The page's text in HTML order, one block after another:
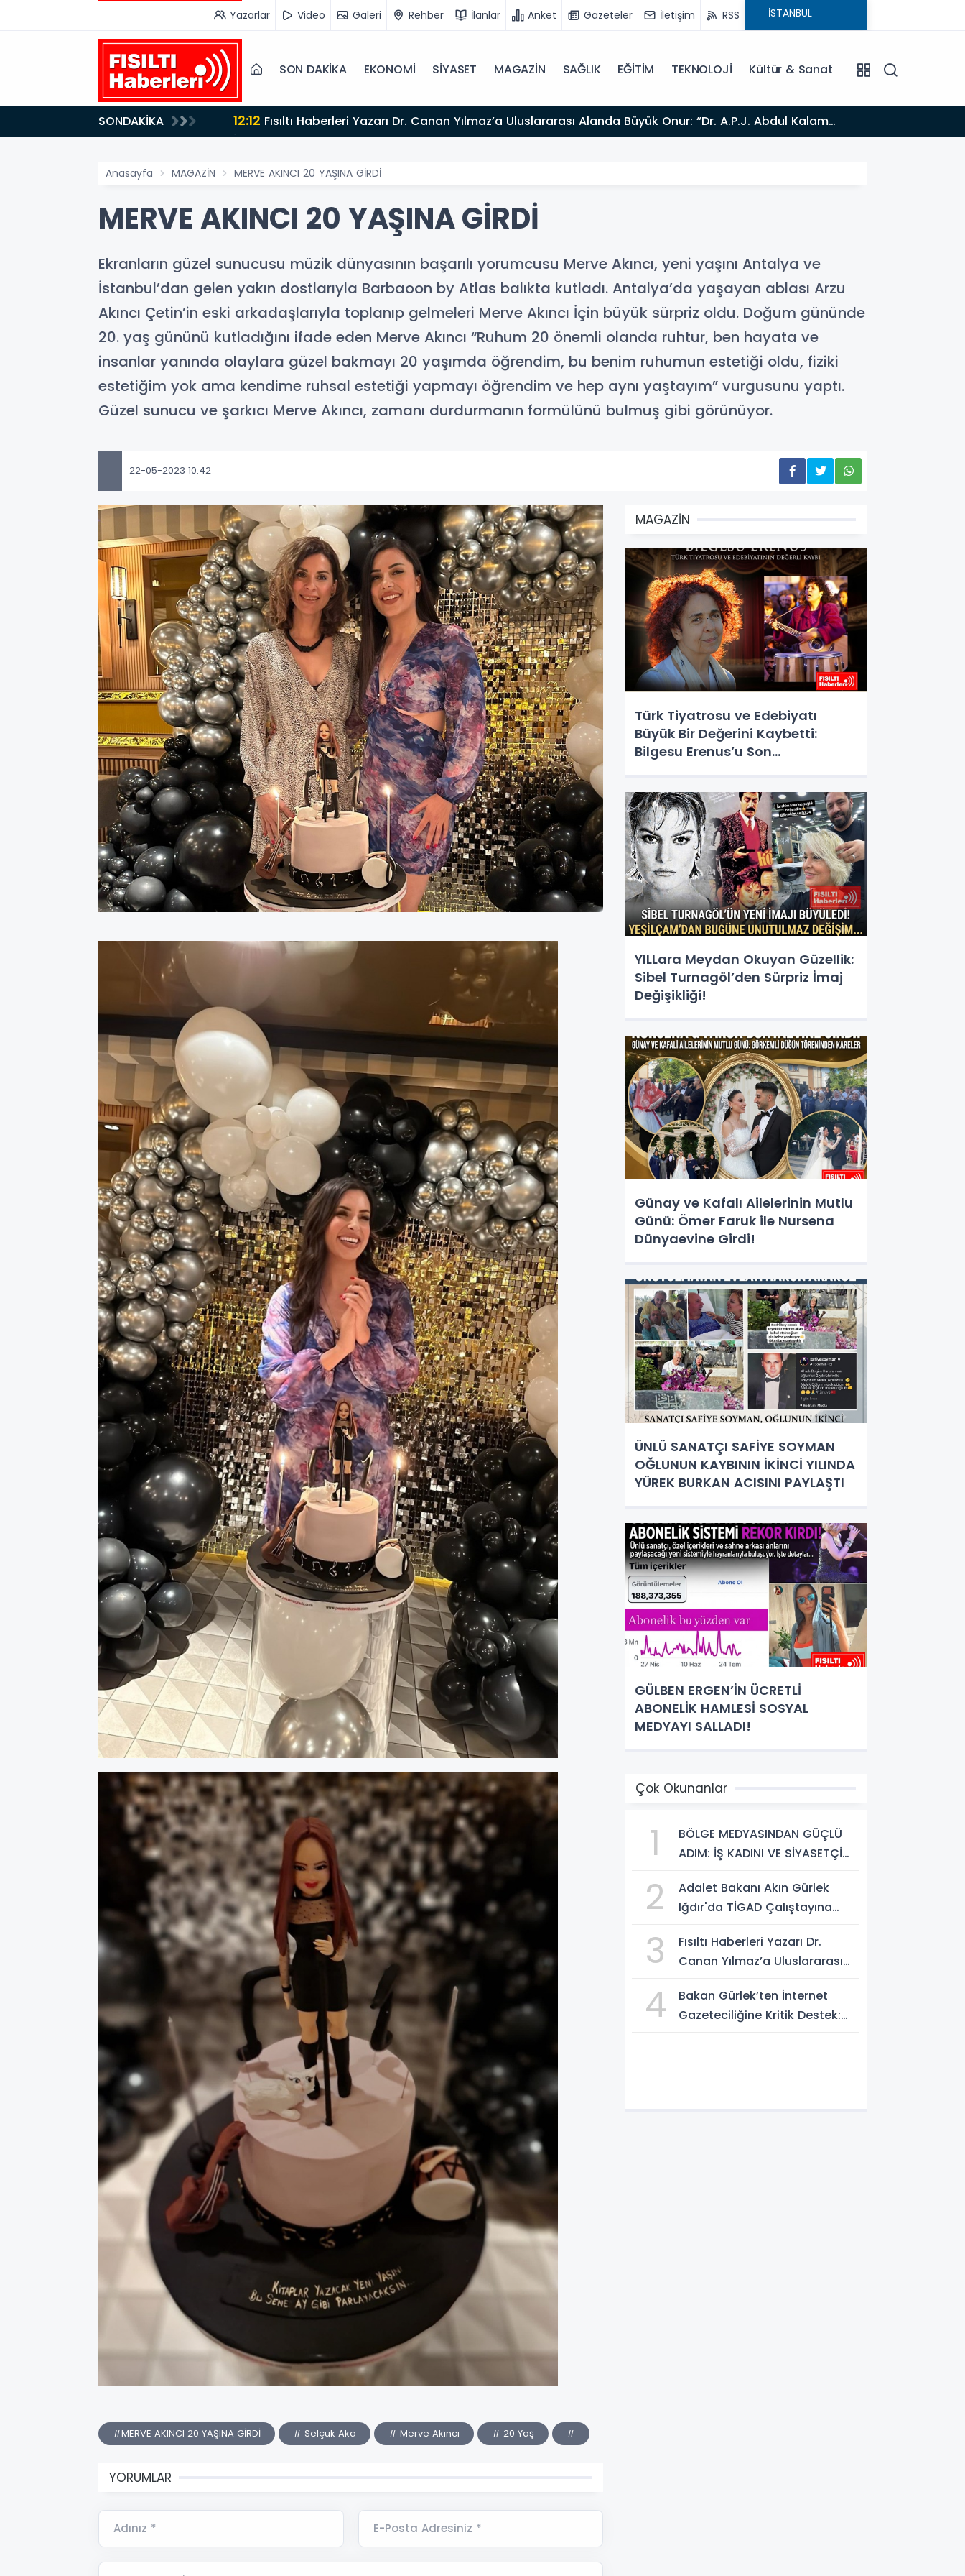
Yazarlar Video Galeri Rehber İlanlar Anket Gazeteler İletişim RSS
SON DAKİKA EKONOMİ SİYASET MAGAZİN SAĞLIK EĞİTİM TEKNOLOJİ Kültür & Sanat
SONDAKİKA 12:12
İlham Ödülü 2026”
Anasayfa MAGAZİN MERVE AKINCI 20 YAŞINA GİRDİ
MERVE AKINCI 20 YAŞINA GİRDİ
Ekranların güzel sunucusu müzik dünyasının başarılı yorumcusu Merve Akıncı, yeni yaşını Antalya ve
İstanbul’dan gelen yakın dostlarıyla Barbaoon by Atlas balıkta kutladı. Antalya’da yaşayan ablası Arzu
Akıncı Çetin’in eski arkadaşlarıyla toplanıp gelmeleri Merve Akıncı İçin büyük sürpriz oldu. Doğum gününde
20. yaş gününü kutladığını ifade eden Merve Akıncı “Ruhum 20 önemli olanda ruhtur, ben hayata ve
insanlar yanında olaylara güzel bakmayı 20 yaşımda öğrendim, bu benim ruhumun estetiği oldu, fiziki
estetiğim yok ama kendime ruhsal estetiği yapmayı öğrendim ve hep aynı yaştayım” vurgusunu yaptı.
Güzel sunucu ve şarkıcı Merve Akıncı, zamanı durdurmanın formülünü bulmuş gibi görünüyor.
22-05-2023 10:42
#MERVE AKINCI 20 YAŞINA GİRDİ # Selçuk Aka # Merve Akıncı # 20 Yaş #
YORUMLAR
Adınız * E-Posta Adresiniz *
MAGAZİN
Türk Tiyatrosu ve Edebiyatı
Büyük Bir Değerini Kaybetti:
Bilgesu Erenus’u Son
YILLara Meydan Okuyan Güzellik:
Sibel Turnagöl’den Sürpriz İmaj
Değişikliği!
Günay ve Kafalı Ailelerinin Mutlu
Günü: Ömer Faruk ile Nursena
Dünyaevine Girdi!
ÜNLÜ SANATÇI SAFİYE SOYMAN
OĞLUNUN KAYBININ İKİNCİ YILINDA
YÜREK BURKAN ACISINI PAYLAŞTI
GÜLBEN ERGEN’İN ÜCRETLİ
ABONELİK HAMLESİ SOSYAL
MEDYAYI SALLADI!
Çok Okunanlar
1
BÖLGE MEDYASINDAN GÜÇLÜ
ADIM: İŞ KADINI VE SİYASETÇİ
TÜMORSİAD KADIN KOLLARINDA!
2
Adalet Bakanı Akın Gürlek
Iğdır'da TİGAD Çalıştayına
Sosyal Medya Düzenlemesi
Mesajı
3
Fısıltı Haberleri Yazarı Dr.
Canan Yılmaz’a Uluslararası
Abdul Kalam İlham Ödülü
2026”
4
Bakan Gürlek’ten İnternet
Gazeteciliğine Kritik Destek: